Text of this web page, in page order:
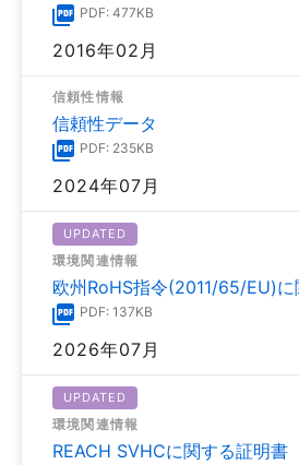
PDF: 477KB
2016年02月
信頼性情報
信頼性データ
PDF: 235KB
2024年07月
UPDATED
環境関連情報
欧州RoHS指令(2011/65/EU)
PDF: 137KB
2026年07月
UPDATED
環境関連情報
REACH SVHCに関する証明書